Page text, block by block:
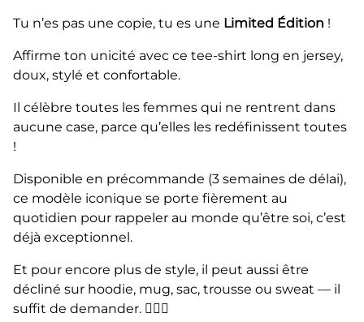
Tu n’es pas une copie, tu es une Limited Édition !
Affirme ton unicité avec ce tee-shirt long en jersey,
doux, stylé et confortable.
Il célèbre toutes les femmes qui ne rentrent dans
aucune case, parce qu’elles les redéfinissent toutes
!
Disponible en précommande (3 semaines de délai),
ce modèle iconique se porte fièrement au
quotidien pour rappeler au monde qu’être soi, c’est
déjà exceptionnel.
Et pour encore plus de style, il peut aussi être
décliné sur hoodie, mug, sac, trousse ou sweat — il
suffit de demander. 💁‍♀️✨